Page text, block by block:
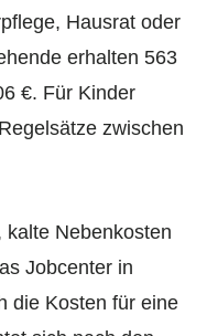
Hausrat oder
erhalten 563
€. Für Kinder
zwischen
kalte Nebenkosten
Jobcenter in
die Kosten für eine